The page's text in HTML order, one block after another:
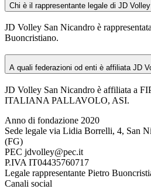
Chi è il rappresentante legale di JD
JD Volley San Nicandro è
Buoncristiano.
A quali federazioni od enti è affiliata JD
JD Volley San Nicandro è affiliata a
ITALIANA PALLAVOLO, ASI.
Anno di fondazione 2020
Sede legale via Lidia Borrelli, 4, San
(FG)
PEC jdvolley@pec.it
P.IVA IT04435760717
Legale rappresentante Pietro
Canali social